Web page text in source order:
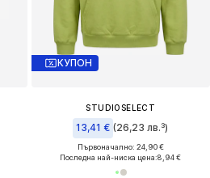
КУПОН
STUDIOSELECT
13,41 € (26,23 лв.³)
Първоначално: 24,90 €
Последна най-ниска цена:8,94 €